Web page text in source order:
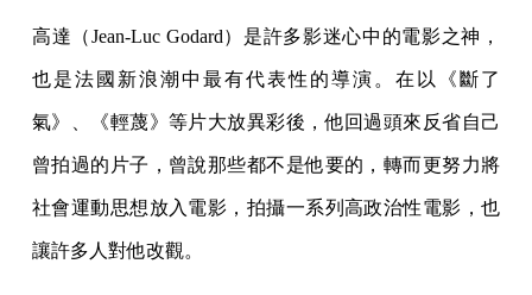
高達（Jean-Luc Godard）是許多影迷心中的電影之神，
也是法國新浪潮中最有代表性的導演。在以《斷了
氣》、《輕蔑》等片大放異彩後，他回過頭來反省自己
曾拍過的片子，曾說那些都不是他要的，轉而更努力將
社會運動思想放入電影，拍攝一系列高政治性電影，也
讓許多人對他改觀。